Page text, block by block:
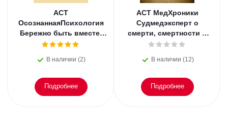
АСТ
ОсознаннаяПсихология
Бережно быть вместе.
Второе дыхание любви,
эмоциональное
В наличии (2)
Подробнее
АСТ МедХроники
Судмедэксперт о
смерти, смертности и
раскрытии
осталось. Блэк
В наличии (12)
Подробнее